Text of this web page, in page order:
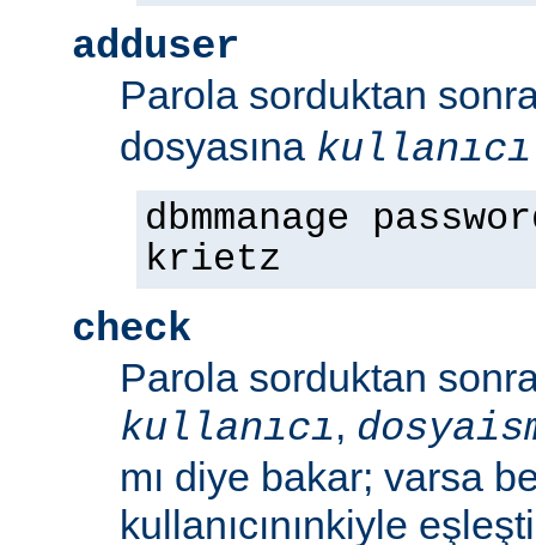
adduser
Parola sorduktan
dosyasına kullanıcı
dbmmanage
krietz
check
Parola sorduktan
kullanıcı,
mı diye bakar; varsa
kullanıcınınkiyle